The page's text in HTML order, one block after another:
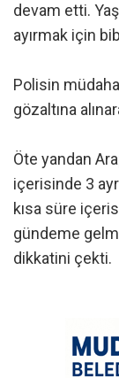
devam etti.
ayırmak için
Polisin
gözaltına
Öte yandan
içerisinde 3
kısa süre
gündeme
dikkatini çekti.